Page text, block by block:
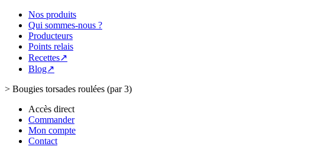
Nos produits
Qui sommes-nous ?
Producteurs
Points relais
Recettes↗
Blog↗
> Bougies torsades roulées (par 3)
Accès direct
Commander
Mon compte
Contact